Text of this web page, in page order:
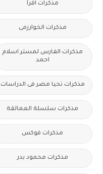
مذكرات اقرأ
مذكرات الخوارزمى
مذكرات الفارس لمستر اسلام
احمد
مذكرات تحيا مصر فى الدراسات
مذكرات سلسلة العمالقة
مذكرات فوكس
مذكرات محمود بدر